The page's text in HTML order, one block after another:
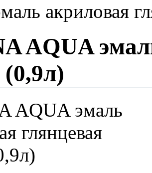
акриловая
AQUA